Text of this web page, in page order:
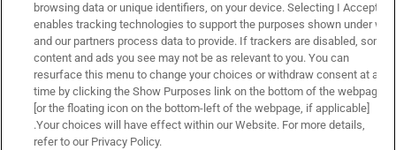
Winmasters: 710 Μοναδικά Δώρα* ΟΛΑ ΧΩΡΙΣ ΚΑΤΑΘΕΣΗ*
με promo code SUMMER710
10 Αυγ 2026
browsing data or unique identifiers, on your device. Selecting I Accept
enables tracking technologies to support the purposes shown under we
and our partners process data to provide. If trackers are disabled, some
content and ads you see may not be as relevant to you. You can
resurface this menu to change your choices or withdraw consent at any
time by clicking the Show Purposes link on the bottom of the webpage
[or the floating icon on the bottom-left of the webpage, if applicable]
.Your choices will have effect within our Website. For more details,
refer to our Privacy Policy.